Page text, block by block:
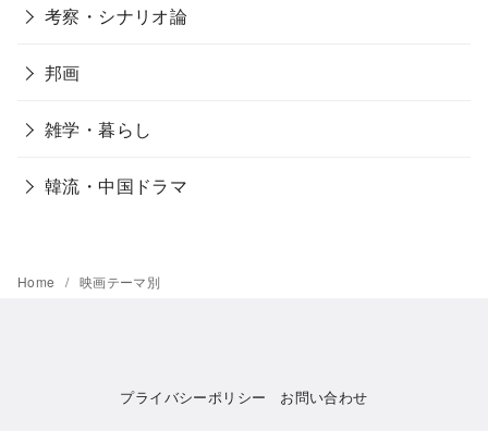
考察・シナリオ論
邦画
雑学・暮らし
韓流・中国ドラマ
Home 映画テーマ別
プライバシーポリシー お問い合わせ